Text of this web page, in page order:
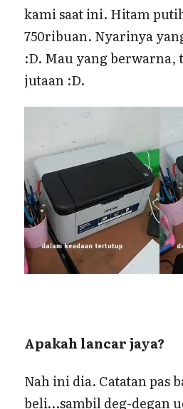
kami saat ini. Hitam
750ribuan. Nyarinya
:D. Mau yang berwarna,
jutaan :D.
Apakah lancar jaya?
Nah ini dia. Catatan pas
beli…sambil deg-degan